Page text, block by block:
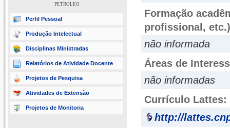
PETROLEO
Perfil Pessoal
Produção Intelectual
Disciplinas Ministradas
Relatórios de Atividade Docente
Projetos de Pesquisa
Atividades de Extensão
Projetos de Monitoria
Formação
profissional, etc.)
não informada
Áreas de
não informadas
Currículo Lattes:
http://